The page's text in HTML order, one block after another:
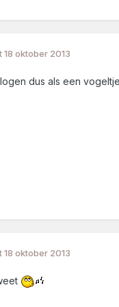
18 oktober 2013
dus als een
18 oktober 2013